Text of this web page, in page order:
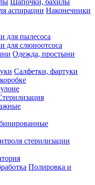
Шапочки, бахилы
Наконечники
для пылесоса
для слюноотсоса
Одежда, простыни
Салфетки, фартуки
стерилизации
Полировка и